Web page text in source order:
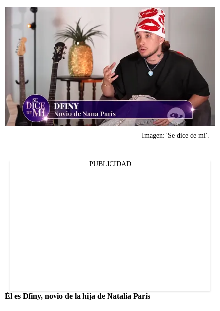
Imagen: 'Se dice de mí'.
PUBLICIDAD
Él es Dfiny, novio de la hija de Natalia París